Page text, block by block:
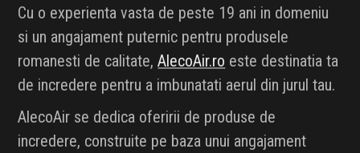
Cu o experienta vasta de peste 19 ani in domeniu
si un angajament puternic pentru produsele
romanesti de calitate,AlecoAir.ro este destinatia ta
de incredere pentru a imbunatati aerul din jurul tau.
AlecoAir se dedica oferirii de produse de
incredere, construite pe baza unui angajament